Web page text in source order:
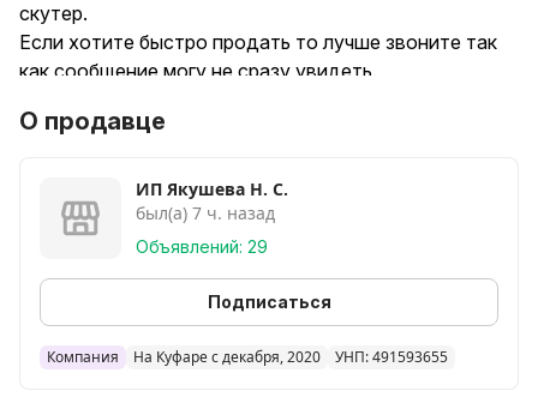
скутер.
Если хотите быстро продать то лучше звоните так
как сообщение могу не сразу увидеть.
состоянии!!! Краденое или найденное не предлагать.
Покупаем только при личной встрече.
О продавце
ИП Якушева Н. С.
был(а) 7 ч. назад
Объявлений: 29
Подписаться
Компания На Куфаре с декабря, 2020 УНП: 491593655